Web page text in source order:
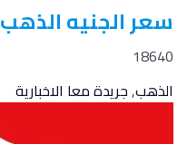
سعر الجنيه الذهب
18640
الذهب,جريدة معا الاخبارية